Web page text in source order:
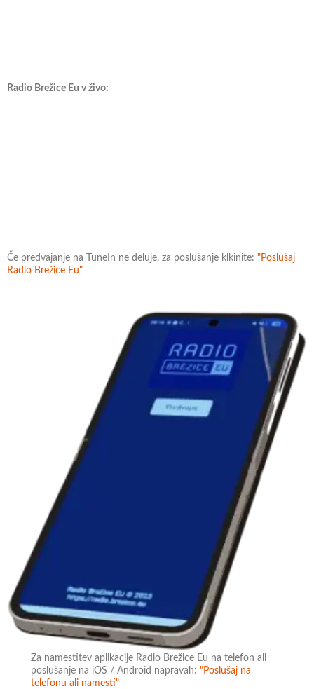
Radio Brežice Eu v živo:
Če predvajanje na TuneIn ne deluje, za poslušanje klkinite: "Poslušaj
Radio Brežice Eu"
Za namestitev aplikacije Radio Brežice Eu na telefon ali
poslušanje na iOS / Android napravah:"Poslušaj na
telefonu ali namesti"